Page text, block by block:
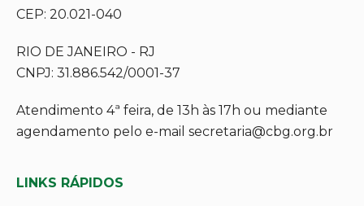
CEP: 20.021-040
RIO DE JANEIRO - RJ
CNPJ: 31.886.542/0001-37
Atendimento 4ª feira, de 13h às 17h ou mediante
agendamento pelo e-mail secretaria@cbg.org.br
LINKS RÁPIDOS